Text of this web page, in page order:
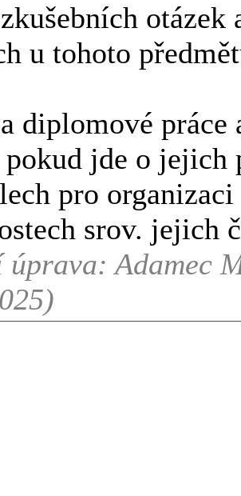
u tohoto
diplomové práce
pokud jde o jejich
pro
srov. jejich
úprava: Adamec